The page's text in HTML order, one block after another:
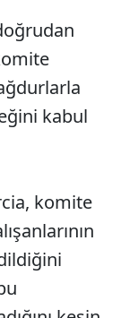
Sesi Aç
kabul
komite